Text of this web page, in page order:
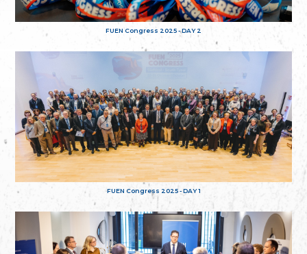
FUEN Congress 2025 - DAY 2
FUEN Congress 2025 - DAY 1